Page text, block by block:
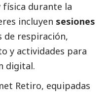
física durante la
incluyen sesiones
de respiración,
y actividades para
digital.
Retiro, equipadas